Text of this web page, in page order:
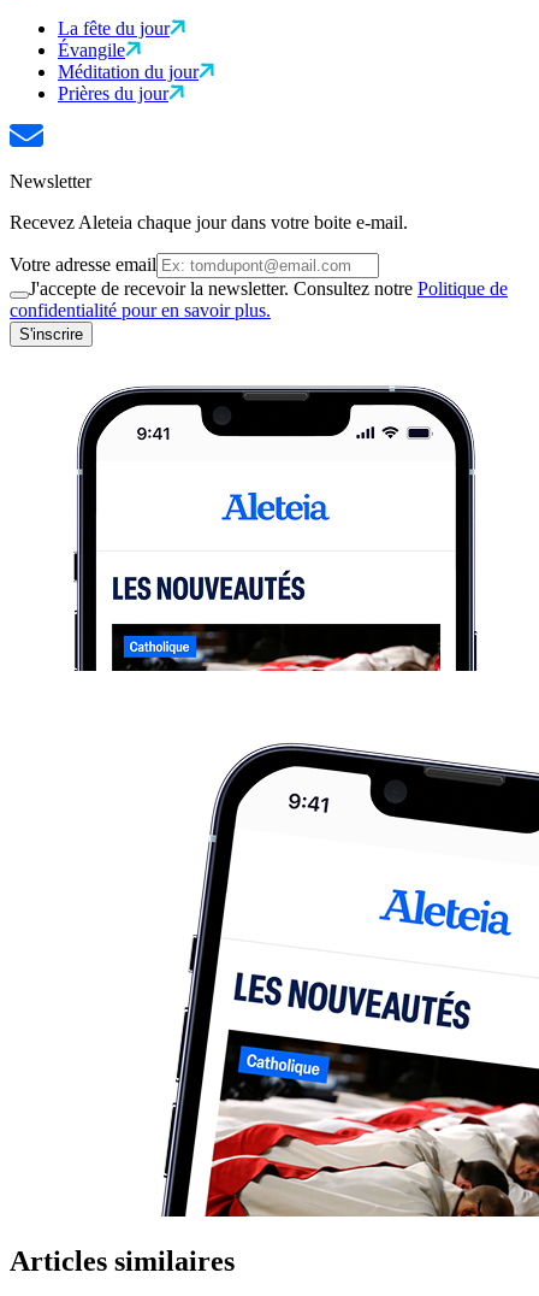
La fête du jour
Évangile
Méditation du jour
Prières du jour
Newsletter
Recevez Aleteia chaque jour dans votre boite e-mail.
Votre adresse email
J'accepte de recevoir la newsletter. Consultez notre Politique de
confidentialité pour en savoir plus.
S'inscrire
Articles similaires